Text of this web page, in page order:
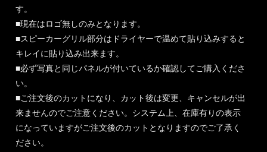
す。
■現在はロゴ無しのみとなります。
■スピーカーグリル部分はドライヤーで温めて貼り込みすると
キレイに貼り込み出来ます。
■必ず写真と同じパネルが付いているか確認してご購入くださ
い。
■ご注文後のカットになり、カット後は変更、キャンセルが出
来ませんのでご注意ください。システム上、在庫有りの表示
になっていますがご注文後のカットとなりますのでご了承く
ださい。